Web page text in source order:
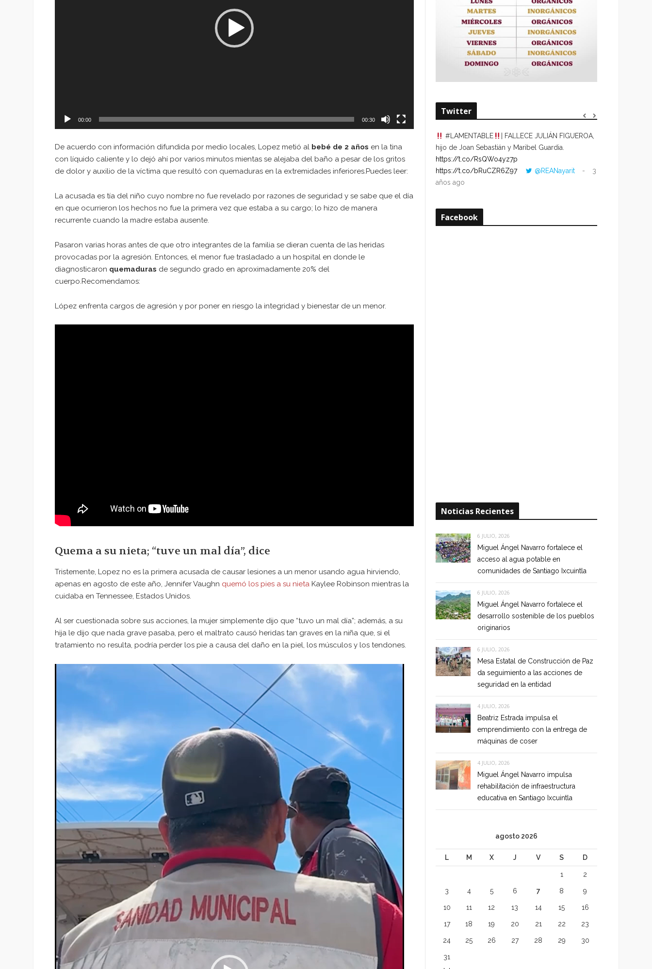
00:00 00:30
De acuerdo con información difundida por medio locales, Lopez metió al bebé de 2 años en la tina
con líquido caliente y lo dejó ahí por varios minutos mientas se alejaba del baño a pesar de los gritos
de dolor y auxilio de la víctima que resultó con quemaduras en la extremidades inferiores.Puedes leer:
La acusada es tía del niño cuyo nombre no fue revelado por razones de seguridad y se sabe que el día
en que ocurrieron los hechos no fue la primera vez que estaba a su cargo; lo hizo de manera
recurrente cuando la madre estaba ausente.
Pasaron varias horas antes de que otro integrantes de la familia se dieran cuenta de las heridas
provocadas por la agresión. Entonces, el menor fue trasladado a un hospital en donde le
diagnosticaron quemaduras de segundo grado en aproximadamente 20% del
cuerpo.Recomendamos:
López enfrenta cargos de agresión y por poner en riesgo la integridad y bienestar de un menor.
Quema a su nieta; “tuve un mal día”, dice
Tristemente, Lopez no es la primera acusada de causar lesiones a un menor usando agua hirviendo,
apenas en agosto de este año, Jennifer Vaughn quemó los pies a su nieta Kaylee Robinson mientras la
cuidaba en Tennessee, Estados Unidos.
Al ser cuestionada sobre sus acciones, la mujer simplemente dijo que “tuvo un mal día”; además, a su
hija le dijo que nada grave pasaba, pero el maltrato causó heridas tan graves en la niña que, si el
tratamiento no resulta, podría perder los pie a causa del daño en la piel, los músculos y los tendones.
Reproductor
Twitter
#LAMENTABLE
| FALLECE JULIÁN FIGUEROA,
hijo de Joan Sebastián y Maribel Guardia.
https://t.co/RsQWo4yz7p
https://t.co/bRuCZR6Z97
@REANayarit
3
años ago
Facebook
Noticias Recientes
6 JULIO, 2026
Miguel Ángel Navarro fortalece el
acceso al agua potable en
comunidades de Santiago Ixcuintla
6 JULIO, 2026
Miguel Ángel Navarro fortalece el
desarrollo sostenible de los pueblos
originarios
6 JULIO, 2026
Mesa Estatal de Construcción de Paz
da seguimiento a las acciones de
seguridad en la entidad
4 JULIO, 2026
Beatriz Estrada impulsa el
emprendimiento con la entrega de
máquinas de coser
4 JULIO, 2026
Miguel Ángel Navarro impulsa
rehabilitación de infraestructura
educativa en Santiago Ixcuintla
agosto 2026
L M X J V S D
1 2
3 4 5 6 7 8 9
10 11 12 13 14 15 16
17 18 19 20 21 22 23
24 25 26 27 28 29 30
31